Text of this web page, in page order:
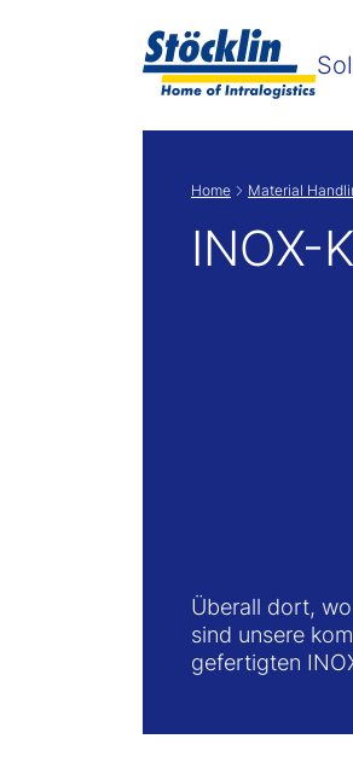
Home Material
INOX-
Überall dort,
sind unsere
gefertigten